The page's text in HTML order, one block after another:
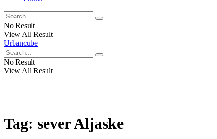
No Result
View All Result
Urbancube
No Result
View All Result
Tag: sever Aljaske